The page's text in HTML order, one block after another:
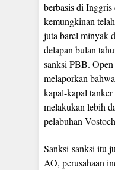
berbasis di
kemungkinan
juta barel minyak
delapan bulan
sanksi PBB.
melaporkan
kapal-kapal
melakukan lebih
pelabuhan
Sanksi-sanksi itu
AO, perusahaan